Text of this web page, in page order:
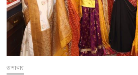
समाचार